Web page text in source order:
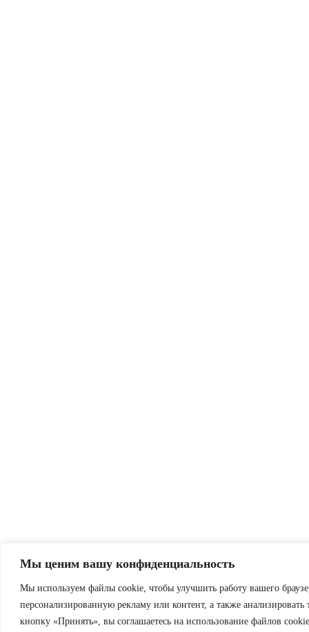
Мы ценим вашу конфиденциальность
Мы используем файлы cookie, чтобы улучшить работу вашего
персонализированную рекламу или контент, а также
кнопку «Принять», вы соглашаетесь на использование файлов